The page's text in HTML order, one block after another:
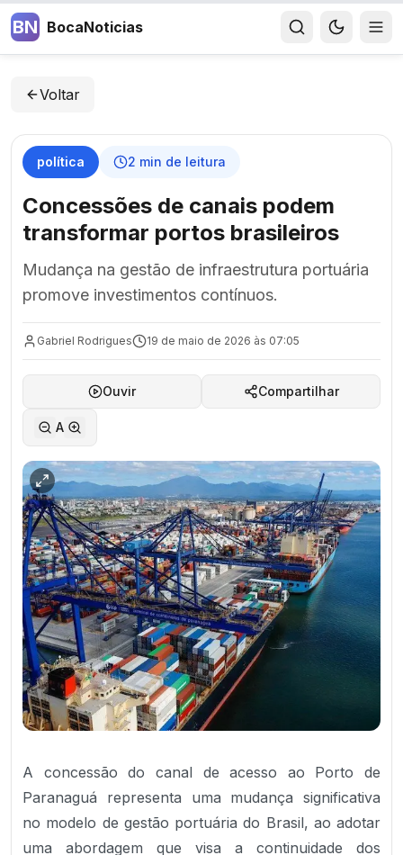
BN BocaNoticias
Voltar
política 2 min de leitura
Concessões de canais podem
transformar portos brasileiros
Mudança na gestão de infraestrutura portuária
promove investimentos contínuos.
Gabriel Rodrigues 19 de maio de 2026 às 07:05
Ouvir Compartilhar
A
A concessão do canal de acesso ao Porto de
Paranaguá representa uma mudança significativa
no modelo de gestão portuária do Brasil, ao adotar
uma abordagem que visa a continuidade dos